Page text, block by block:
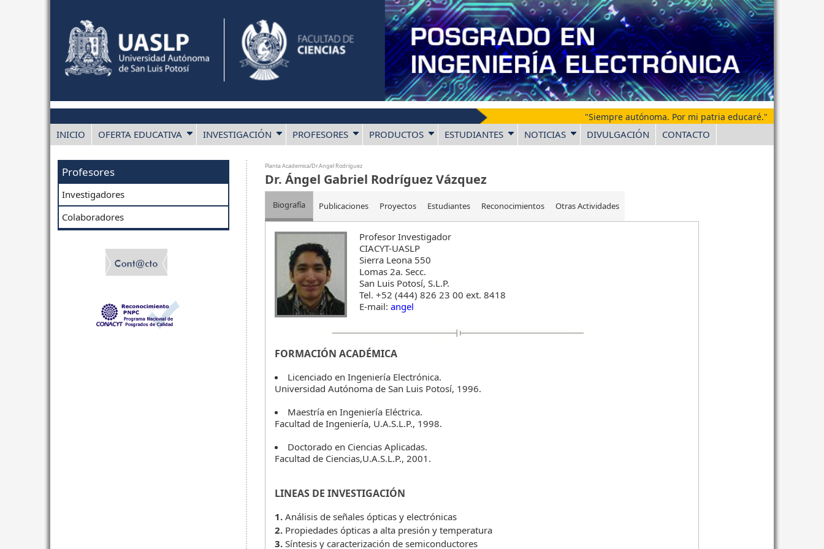
"Siempre autónoma. Por mi patria educaré."
INICIO OFERTA EDUCATIVA INVESTIGACIÓN PROFESORES PRODUCTOS ESTUDIANTES NOTICIAS DIVULGACIÓN CONTACTO
Profesores
Investigadores
Colaboradores
Planta Academica/Dr.Angel Rodríguez
Dr. Ángel Gabriel Rodrí­guez Vázquez
Biografía Publicaciones Proyectos Estudiantes Reconocimientos Otras Actividades
Profesor Investigador
CIACYT-UASLP
Sierra Leona 550
Lomas 2a. Secc.
San Luis Potosí, S.L.P.
Tel. +52 (444) 826 23 00 ext. 8418
E-mail:angel
FORMACIÓN ACADÉMICA
Licenciado en Ingenierí­a Electrónica.
Universidad Autónoma de San Luis Potosí­, 1996.
Maestría en Ingenierí­a Eléctrica.
Facultad de Ingeniería, U.A.S.L.P., 1998.
Doctorado en Ciencias Aplicadas.
Facultad de Ciencias,U.A.S.L.P., 2001.
LINEAS DE INVESTIGACIÓN
1.Análisis de señales ópticas y electrónicas
2. Propiedades ópticas a alta presión y temperatura
3.Síntesis y caracterización de semiconductores